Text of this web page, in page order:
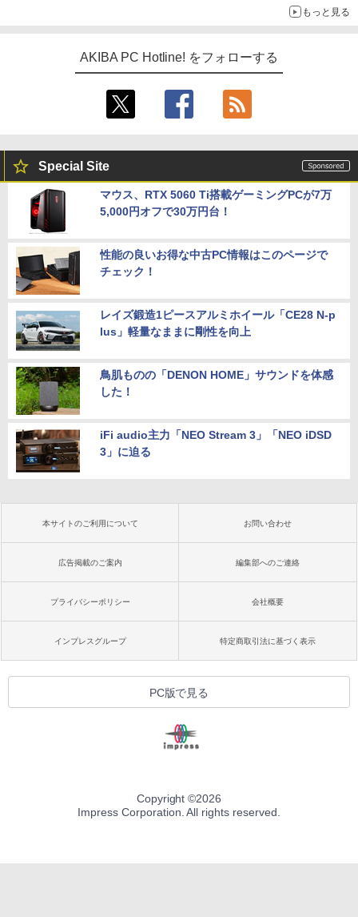
もっと見る
AKIBA PC Hotline! をフォローする
Special Site
マウス、RTX 5060 Ti搭載ゲーミングPCが7万
5,000円オフで30万円台！
性能の良いお得な中古PC情報はこのページで
チェック！
レイズ鍛造1ピースアルミホイール「CE28 N-p
lus」軽量なままに剛性を向上
鳥肌ものの「DENON HOME」サウンドを体感
した！
iFi audio主力「NEO Stream 3」「NEO iDSD
3」に迫る
本サイトのご利用について お問い合わせ
広告掲載のご案内 編集部へのご連絡
プライバシーポリシー 会社概要
インプレスグループ 特定商取引法に基づく表示
PC版で見る
Copyright ©2026
Impress Corporation. All rights reserved.